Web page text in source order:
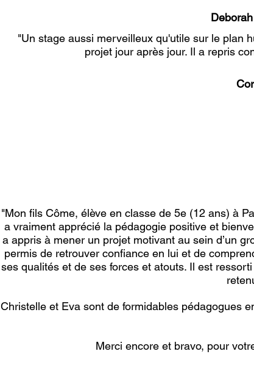
"Un stage aussi merveilleux qu'utile sur le plan
projet jour après jour. Il a repris
"Mon fils Côme, élève en classe de 5e (12 ans) à
a vraiment apprécié la pédagogie positive et
a appris à mener un projet motivant au sein d’un
permis de retrouver confiance en lui et de
ses qualités et de ses forces et atouts. Il est
Christelle et Eva sont de formidables pédagogues
Merci encore et bravo, pour